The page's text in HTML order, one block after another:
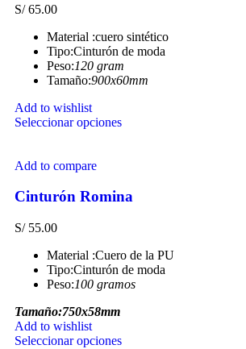
S/65.00
Material :cuero sintético
Tipo:Cinturón de moda
Peso:120 gram
Tamaño:900x60mm
Add to wishlist
Seleccionar opciones
Add to compare
Cinturón Romina
S/55.00
Material :Cuero de la PU
Tipo:Cinturón de moda
Peso:100 gramos
Tamaño:750x58mm
Add to wishlist
Seleccionar opciones